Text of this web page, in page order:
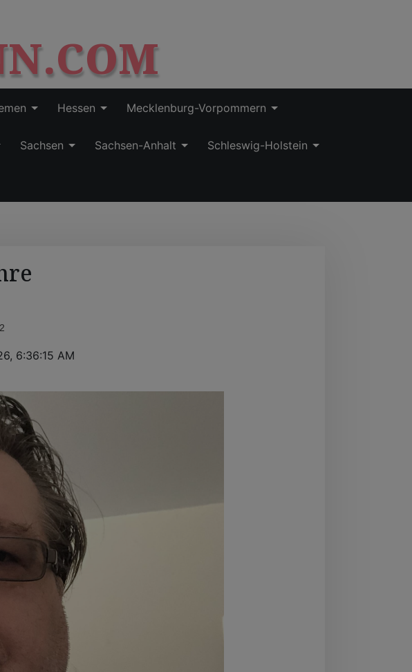
Hessen Mecklenburg-Vorpommern
Sachsen Sachsen-Anhalt Schleswig-Holstein
6:36:15 AM